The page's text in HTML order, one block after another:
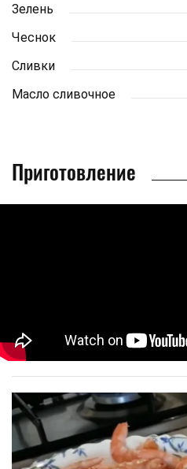
Зелень
Чеснок
Сливки
Масло сливочное
Приготовление